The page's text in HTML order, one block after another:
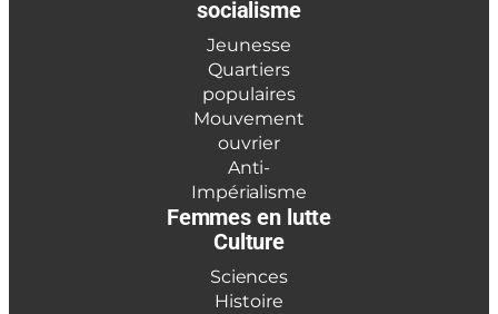
socialisme
Jeunesse
Quartiers
populaires
Mouvement
ouvrier
Anti-
Impérialisme
Femmes en lutte
Culture
Sciences
Histoire